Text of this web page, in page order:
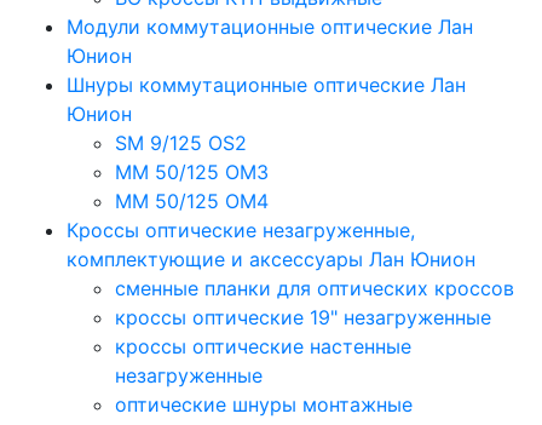
Модули коммутационные оптические Лан
Юнион
Шнуры коммутационные оптические Лан
Юнион
SM 9/125 OS2
MM 50/125 OM3
MM 50/125 OM4
Кроссы оптические незагруженные,
комплектующие и аксессуары Лан Юнион
сменные планки для оптических кроссов
кроссы оптические 19" незагруженные
кроссы оптические настенные
незагруженные
оптические шнуры монтажные